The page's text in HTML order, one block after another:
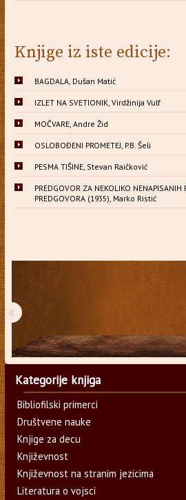
Knjige iz iste edicije:
BAGDALA, Dušan Matić
IZLET NA SVETIONIK, Virdžinija Vulf
MOČVARE, Andre Žid
OSLOBOĐENI PROMETEJ, P.B. Šeli
PESMA TIŠINE, Stevan Raičković
PREDGOVOR ZA NEKOLIKO
PREDGOVORA (1935), Marko Ristić
‹
Kategorije knjiga
Bibliofilski primerci
Društvene nauke
Knjige za decu
Književnost
Književnost na stranim jezicima
Literatura o vojsci